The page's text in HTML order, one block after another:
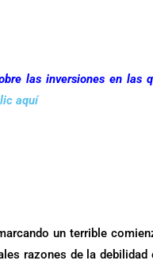
las inversiones en las
aquí.
un terrible
razones de la